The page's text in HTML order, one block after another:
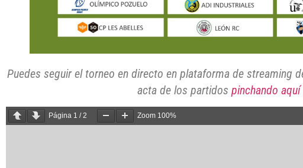
Puedes seguir el torneo en directo en plataforma de streaming
acta de los partidos pinchando aquí
Página 1 /2 Zoom 100%